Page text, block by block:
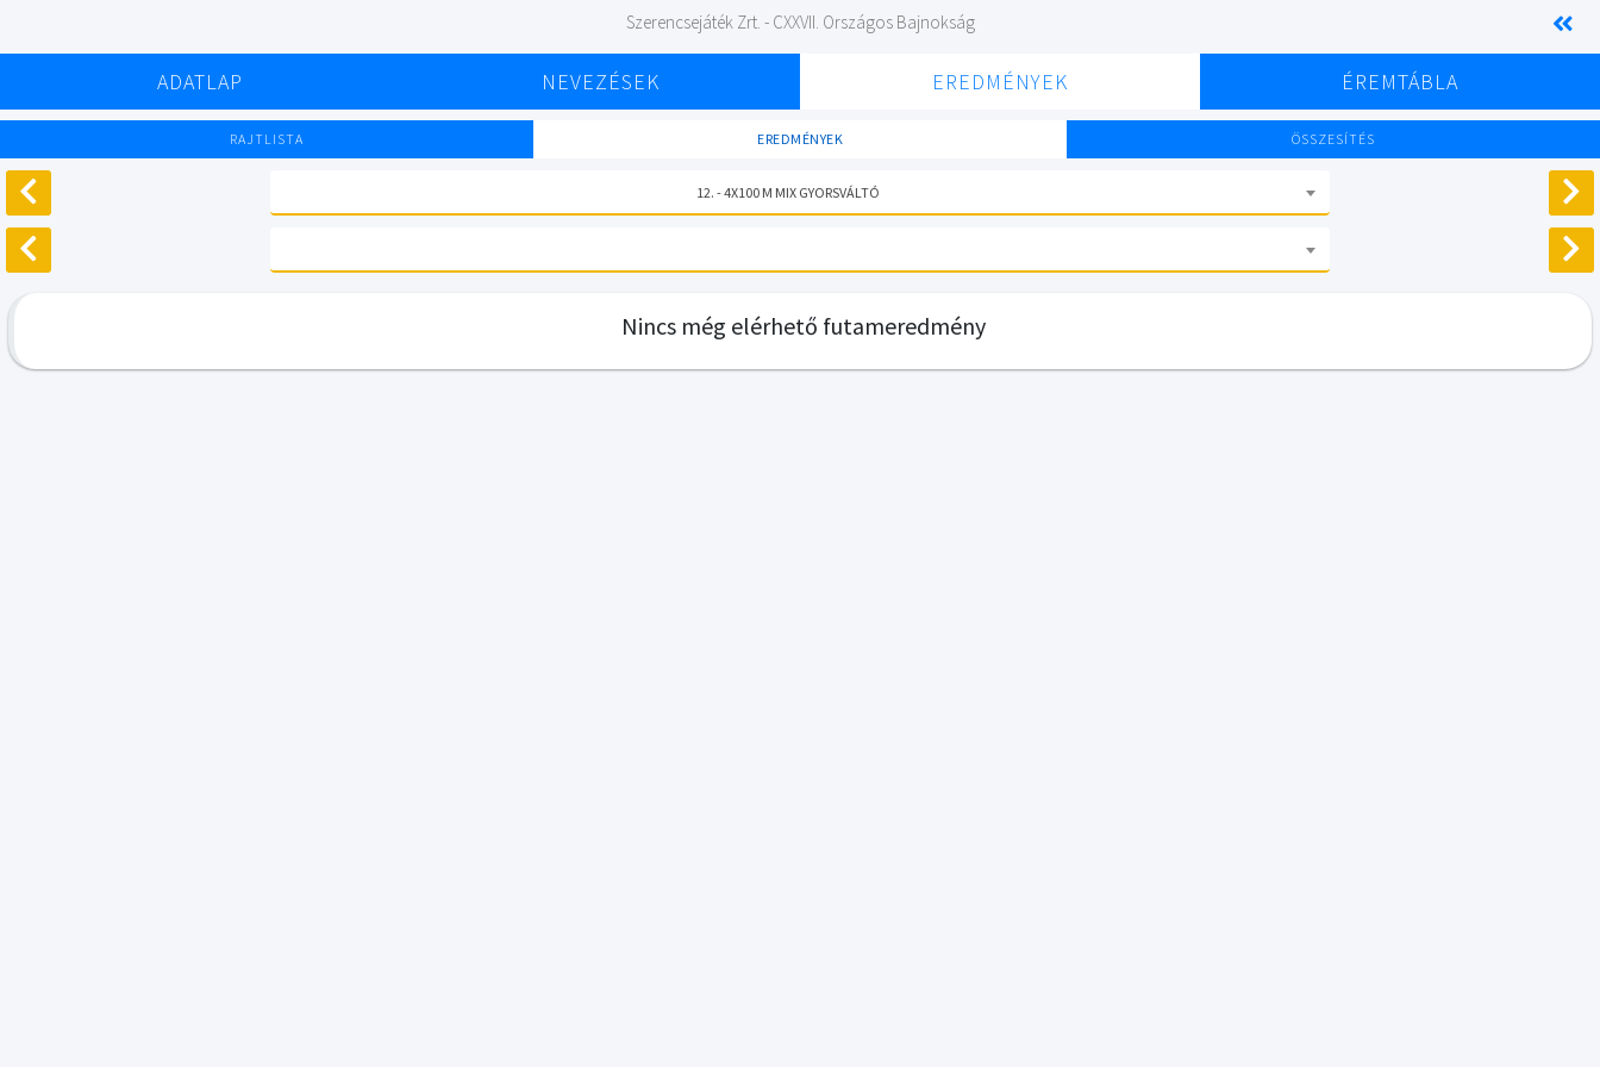
Szerencsejáték Zrt. - CXXVII. Országos Bajnokság
ADATLAP NEVEZÉSEK EREDMÉNYEK ÉREMTÁBLA
RAJTLISTA EREDMÉNYEK ÖSSZESÍTÉS
12. - 4X100 M MIX GYORSVÁLTÓ
Nincs még elérhető futameredmény